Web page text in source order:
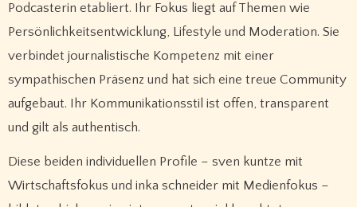
Podcasterin etabliert. Ihr Fokus liegt auf Themen wie
Persönlichkeitsentwicklung, Lifestyle und Moderation. Sie
verbindet journalistische Kompetenz mit einer
sympathischen Präsenz und hat sich eine treue Community
aufgebaut. Ihr Kommunikationsstil ist offen, transparent
und gilt als authentisch.
Diese beiden individuellen Profile – sven kuntze mit
Wirtschaftsfokus und inka schneider mit Medienfokus –